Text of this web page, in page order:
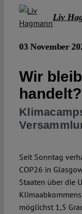
Liv
03 November
Wir
handelt?
Seit Sonntag
COP26 in
Staaten über die
möglichst 1,5